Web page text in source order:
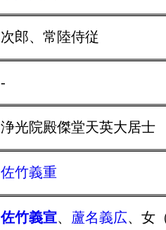
次郎、常陸侍従
-
浄光院殿傑堂天英大居士
佐竹義重
佐竹義宣、 蘆名義広、女